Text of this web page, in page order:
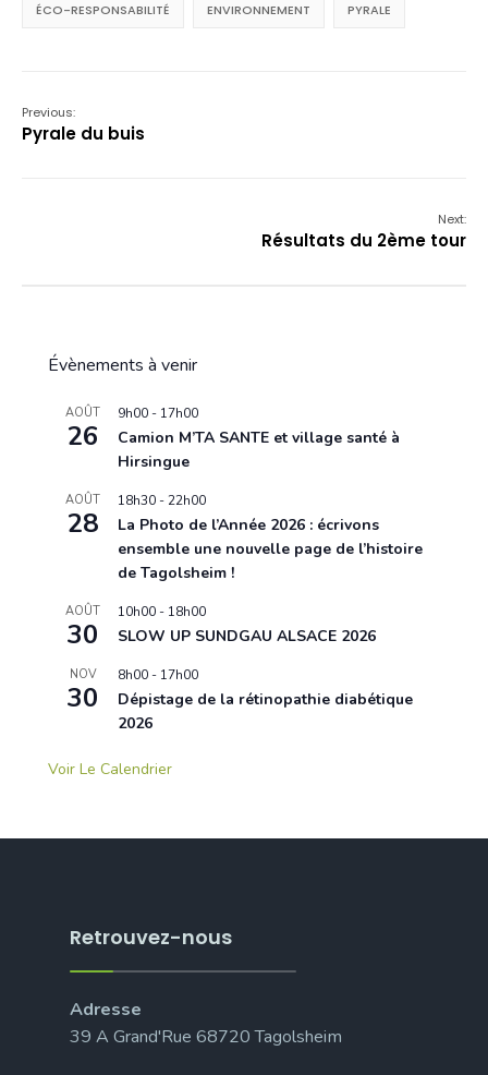
ÉCO-RESPONSABILITÉ ENVIRONNEMENT PYRALE
Previous:
Pyrale du buis
Next:
Résultats du 2ème tour
Évènements à venir
AOÛT
26
9h00 - 17h00
Camion M’TA SANTE et village santé à
Hirsingue
AOÛT
28
18h30 -22h00
La Photo de l’Année 2026 : écrivons
ensemble une nouvelle page de l’histoire
de Tagolsheim !
AOÛT
30
10h00 - 18h00
SLOW UP SUNDGAU ALSACE 2026
NOV
30
8h00 - 17h00
Dépistage de la rétinopathie diabétique
2026
Voir Le Calendrier
Retrouvez-nous
Adresse
39 A Grand'Rue 68720 Tagolsheim